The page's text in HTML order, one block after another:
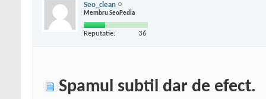
Seo_clean
Membru SeoPedia
Reputatie: 36
Spamul subtil dar de efect.